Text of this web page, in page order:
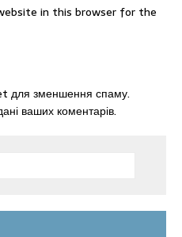
in this browser for the
для зменшення спаму.
ваших коментарів.